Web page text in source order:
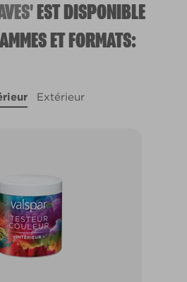
EST DISPONIBLE
ET FORMATS:
Extérieur